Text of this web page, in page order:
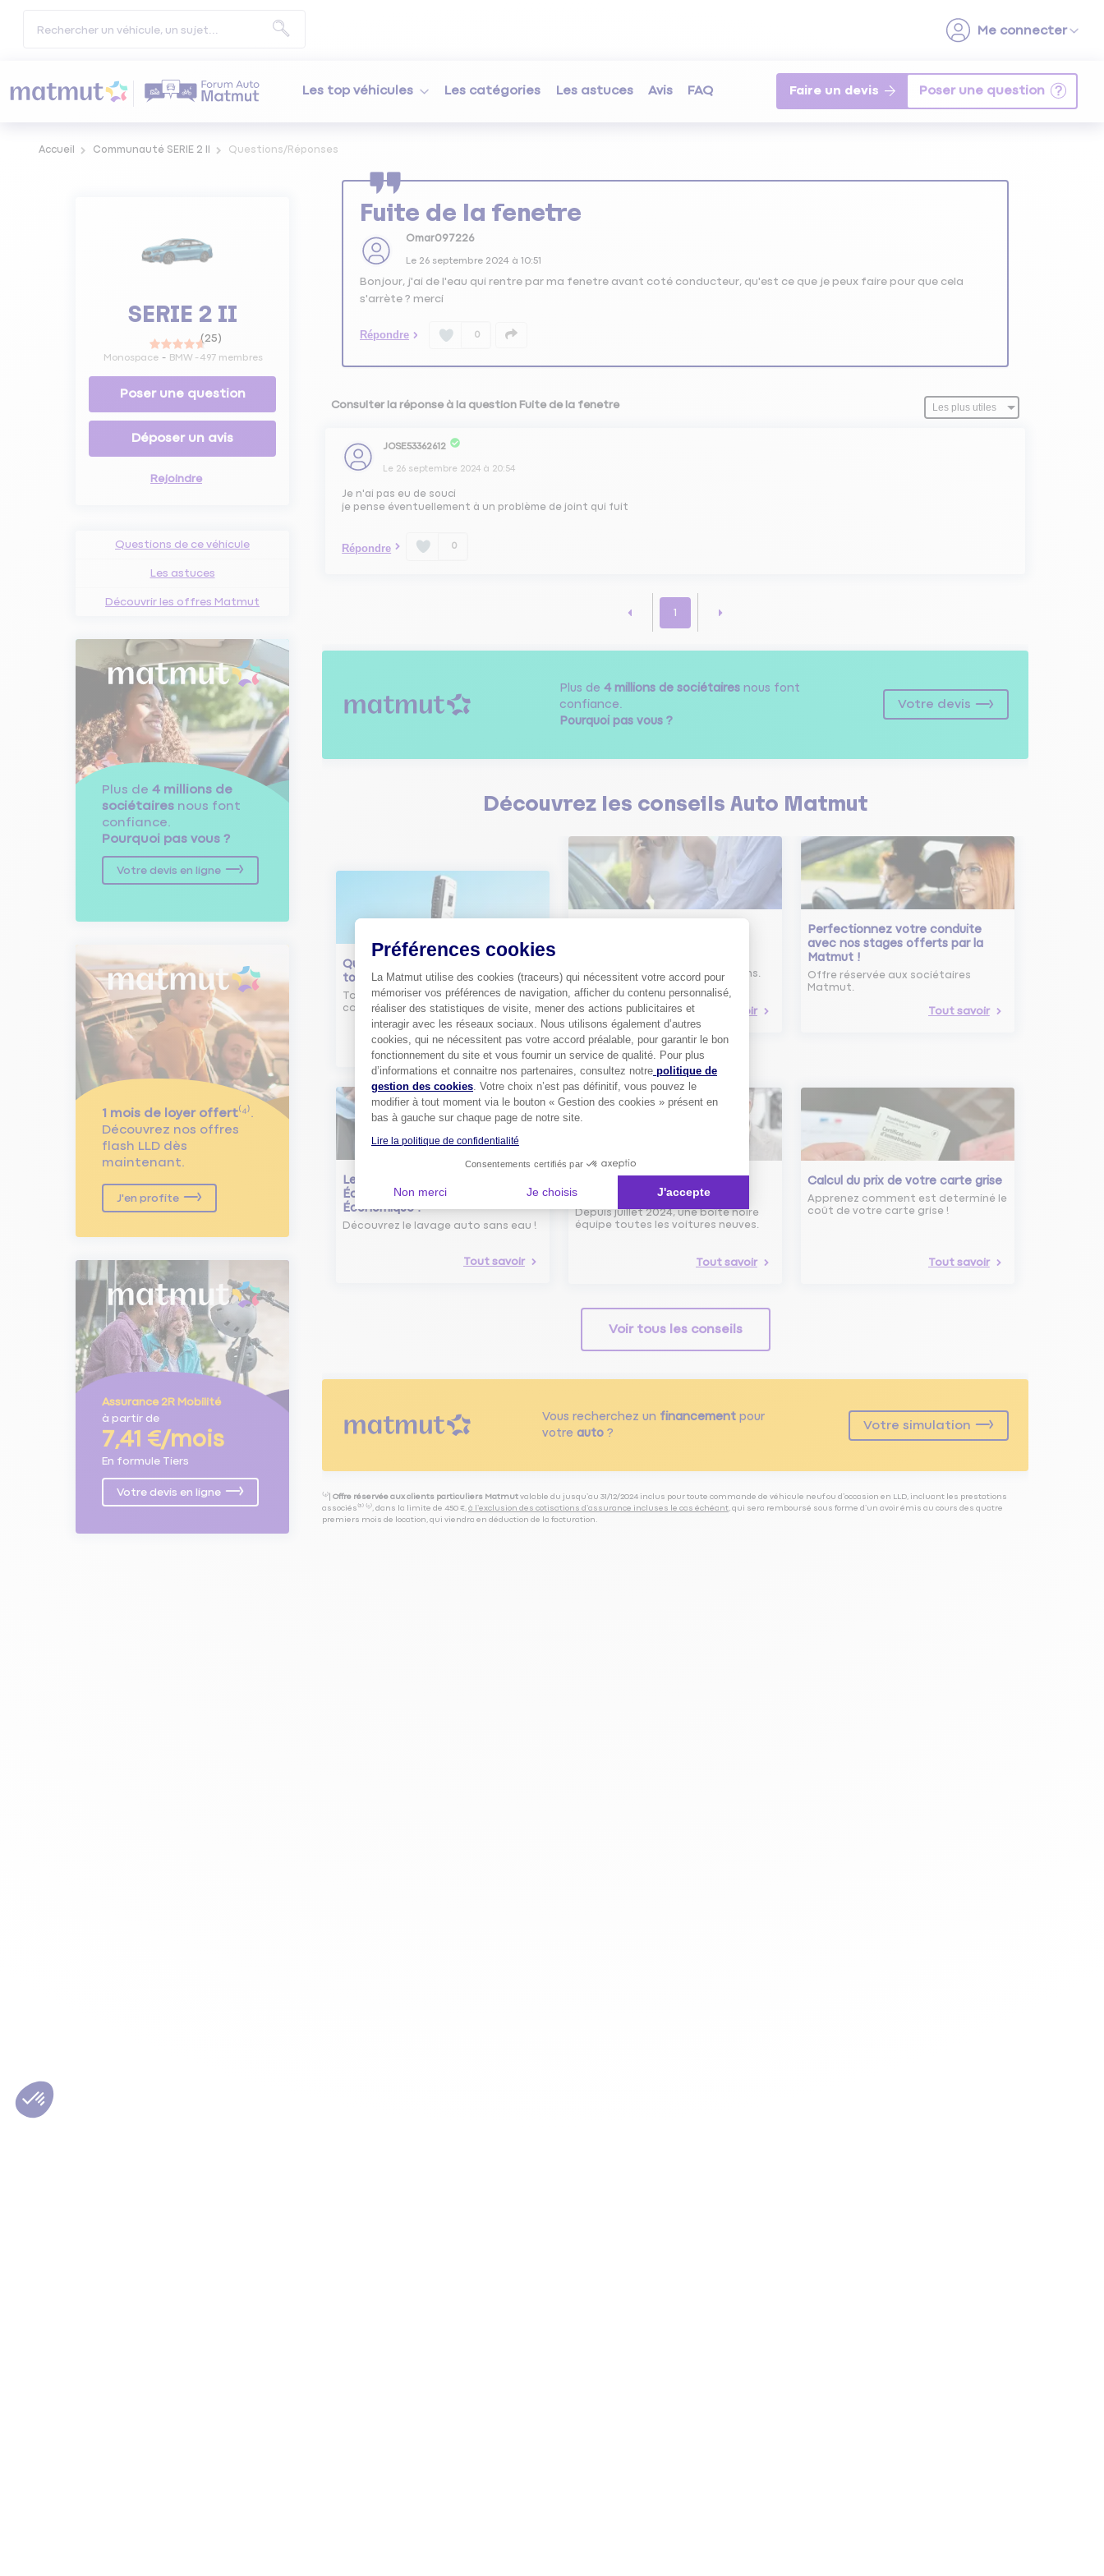
Les top véhicules Les catégories Les astuces Avis FAQ Faire un devis
Accueil Communauté SERIE 2 II Questions/Réponses
SERIE 2 II
(25)
Monospace BMW - 497 membres
Poser une question
Déposer un avis
Rejoindre
Questions de ce véhicule
Les astuces
Découvrir les offres Matmut
Plus de 4 millions de
sociétaires nous font
confiance.
Pourquoi pas vous ?
Votre devis en ligne
1 mois de loyer offert⁽⁴⁾.
Découvrez nos offres
flash LLD dès
maintenant.
J'en profite
Assurance 2R Mobilité
à partir de
7,41 €/mois
En formule Tiers
Votre devis en ligne
Fuite de la fenetre
Omar097226
Le 26 septembre 2024à 10:51
Bonjour, j'ai de l'eau qui rentre par ma fenetre avant coté conducteur, qu'est ce que je peux faire pour que cela
s'arrète ? merci
Répondre 0
Consulter la réponse à la question Fuite de la fenetre
JOSE53362612
Le 26 septembre 2024 à 20:54
Je n'ai pas eu de souci
je pense éventuellement à un problème de joint qui fuit
Répondre 0
1
Plus de 4 millions de sociétairesnous font
confiance.
Pourquoi pas vous ?
Votre devis
Découvrez les conseils Auto Matmut
Qu'est-ce que le nouveau radar
tourelle ?
Tout savoir sur le radar tourelle et
comment éviter les infractions.
Tout savoir
assurance auto selon vos besoins.
Tout savoir
Perfectionnez votre conduite
avec nos stages offerts par la
Matmut !
Offre réservée aux sociétaires
Matmut.
Tout savoir
Le Lavage Auto Sans Eau :
Écologique, Efficace et
Économique !
Découvrez le lavage auto sans eau !
Tout savoir
neuves : de quoi s’agit-il ?
Depuis juillet 2024, une boîte noire
équipe toutes les voitures neuves.
Tout savoir
Calcul du prix de votre carte grise
Apprenez comment est determiné le
coût de votre carte grise !
Tout savoir
Voir tous les conseils
Vous recherchez un financementpour
votre auto?
Votre simulation
⁽⁴⁾| Offre réservée aux clients particuliers Matmut valable du jusqu’au 31/12/2024 inclus pour toute commande de véhicule neuf ou d’occasion en LLD, incluant les prestations
associés⁽³⁾ ⁽⁵⁾, dans la limite de 450 €, à l’exclusion des cotisations d’assurance incluses le cas échéant, qui sera remboursé sous forme d’un avoir émis au cours des quatre
premiers mois de location, qui viendra en déduction de la facturation.
Préférences cookies
La Matmut utilise des cookies (traceurs) qui nécessitent votre accord pour
mémoriser vos préférences de navigation, afficher du contenu personnalisé,
réaliser des statistiques de visite, mener des actions publicitaires et
interagir avec les réseaux sociaux. Nous utilisons également d’autres
cookies, qui ne nécessitent pas votre accord préalable, pour garantir le bon
fonctionnement du site et vous fournir un service de qualité. Pour plus
d’informations et connaitre nos partenaires, consultez notre politique de
gestion des cookies. Votre choix n’est pas définitif, vous pouvez le
modifier à tout moment via le bouton « Gestion des cookies » présent en
bas à gauche sur chaque page de notre site.
Lire la politique de confidentialité
Consentements certifiés par
Non merci Je choisis J'accepte
Axeptio consent